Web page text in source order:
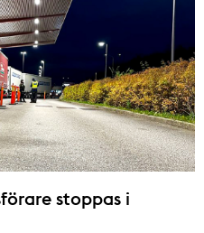
stoppas i